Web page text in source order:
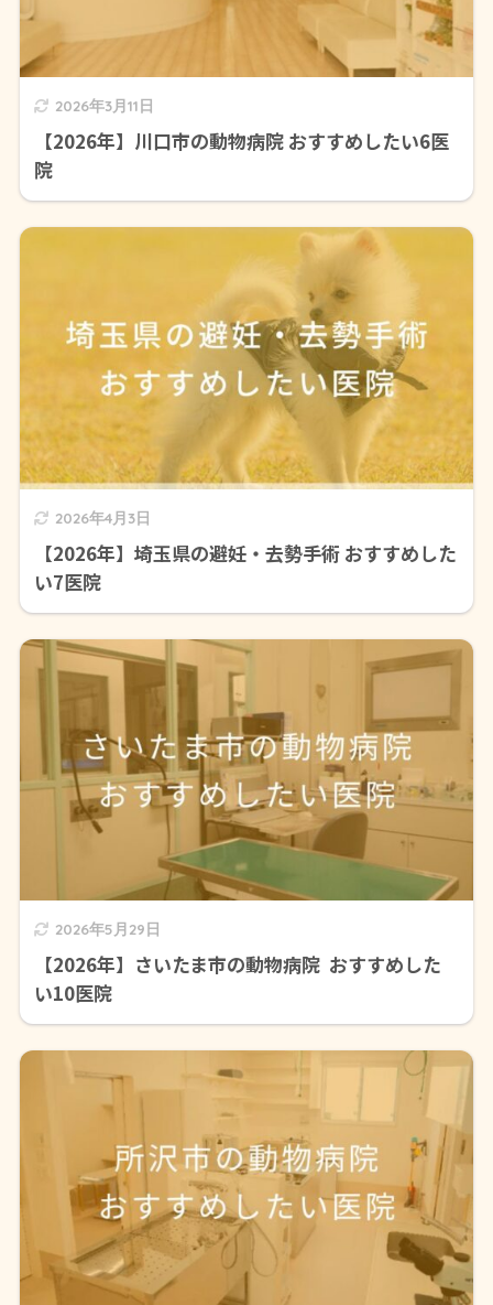
2026年3月11日
【2026年】川口市の動物病院 おすすめしたい6医
院
2026年4月3日
【2026年】埼玉県の避妊・去勢手術 おすすめした
い7医院
2026年5月29日
【2026年】さいたま市の動物病院 おすすめした
い10医院